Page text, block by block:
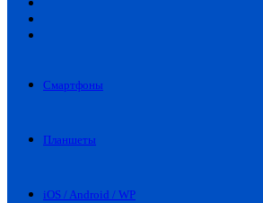
Смартфоны
Планшеты
iOS / Android / WP